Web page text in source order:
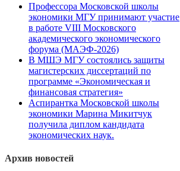
Профессора Московской школы
экономики МГУ принимают участие
в работе VIII Московского
академического экономического
форума (МАЭФ-2026)
В МШЭ МГУ состоялись защиты
магистерских диссертаций по
программе «Экономическая и
финансовая стратегия»
Аспирантка Московской школы
экономики Марина Микитчук
получила диплом кандидата
экономических наук.
Архив новостей